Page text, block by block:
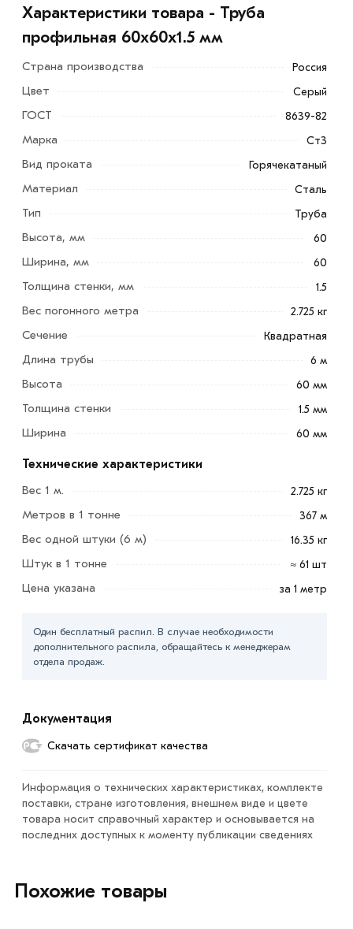
используется в строительстве, производстве и
промышленности.
Преимуществами изделия выступают высокая
прочность, долгий срок службы, устойчивость к
сфера применения. Такой металлопрокат отлично
поддается сварке и раскрою.
«Быстрый заказ» . Также можете купить позвонив по
контактам указанным на сайте.
60х60х1.5 мм из категории
Москве и области. Наши профессиональные
согласования условий доставки или самовывоза.
Данний товар от производителя сертифицирован,
соответствует всем стандартам качества. Возврат
обязательно).
Характеристики товара - Труба
профильная 60х60х1.5 мм
Страна производства Россия
Цвет Серый
ГОСТ 8639-82
Марка Ст3
Вид проката Горячекатаный
Материал Сталь
Тип Труба
Высота, мм 60
Ширина, мм 60
Толщина стенки, мм 1.5
Вес погонного метра 2.725 кг
Сечение Квадратная
Длина трубы 6 м
Высота 60 мм
Толщина стенки 1.5 мм
Ширина 60 мм
Технические характеристики
Вес 1 м.
2.725 кг
Метров в 1 тонне 367 м
Вес одной штуки (6 м) 16.35 кг
Штук в 1 тонне ≈ 61 шт
Цена указана за 1 метр
Один бесплатный распил. В случае необходимости
дополнительного распила, обращайтесь к менеджерам
отдела продаж.
Документация
Скачать сертификат качества
Информация о технических характеристиках, комплекте
поставки, стране изготовления, внешнем виде и цвете
товара носит справочный характер и основывается на
последних доступных к моменту публикации сведениях
Похожие товары